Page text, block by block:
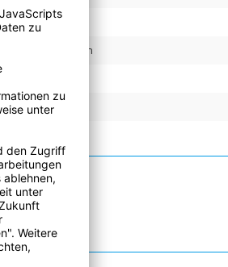
-10 °C bis 70 °C
bis zu 6 Wochen
false